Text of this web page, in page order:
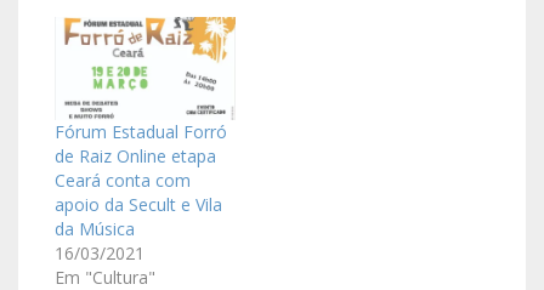
Fórum Estadual Forró
de Raiz Online etapa
Ceará conta com
apoio da Secult e Vila
da Música
16/03/2021
Em "Cultura"